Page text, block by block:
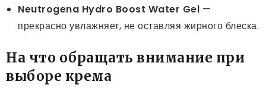
Neutrogena Hydro Boost Water Gel —
прекрасно увлажняет, не оставляя жирного блеска.
На что обращать внимание при
выборе крема